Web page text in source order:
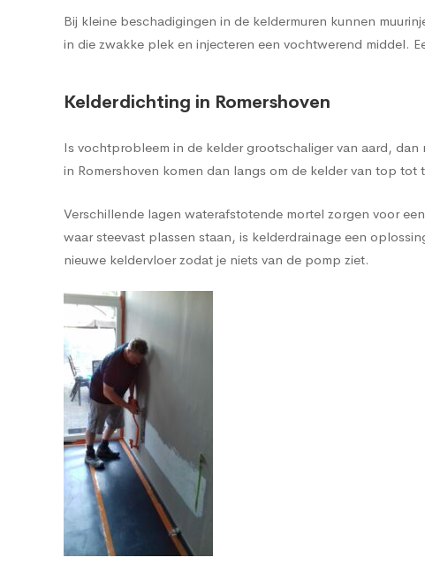
Bij kleine beschadigingen in de keldermuren kunnen
in die zwakke plek en injecteren een vochtwerend middel.
Kelderdichting in Romershoven
Is vochtprobleem in de kelder grootschaliger van aard,
in Romershoven komen dan langs om de kelder van top
Verschillende lagen waterafstotende mortel zorgen voor
waar steevast plassen staan, is kelderdrainage een
nieuwe keldervloer zodat je niets van de pomp ziet.